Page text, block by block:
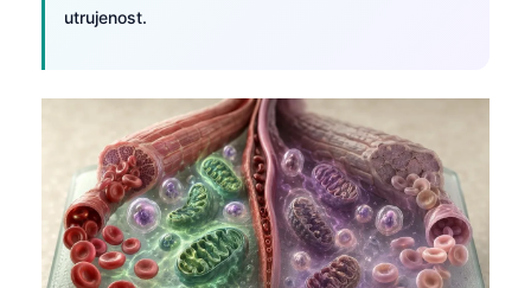
utrujenost.